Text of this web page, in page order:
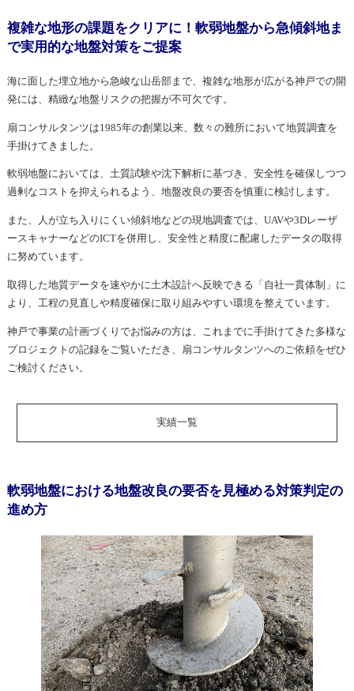
複雑な地形の課題をクリアに！軟弱地盤から急傾斜地ま
で実用的な地盤対策をご提案
海に面した埋立地から急峻な山岳部まで、複雑な地形が広がる神戸での開
発には、精緻な地盤リスクの把握が不可欠です。
扇コンサルタンツは1985年の創業以来、数々の難所において地質調査を
手掛けてきました。
軟弱地盤においては、土質試験や沈下解析に基づき、安全性を確保しつつ
過剰なコストを抑えられるよう、地盤改良の要否を慎重に検討します。
また、人が立ち入りにくい傾斜地などの現地調査では、UAVや3Dレーザ
ースキャナーなどのICTを併用し、安全性と精度に配慮したデータの取得
に努めています。
取得した地質データを速やかに土木設計へ反映できる「自社一貫体制」に
より、工程の見直しや精度確保に取り組みやすい環境を整えています。
神戸で事業の計画づくりでお悩みの方は、これまでに手掛けてきた多様な
プロジェクトの記録をご覧いただき、扇コンサルタンツへのご依頼をぜひ
ご検討ください。
実績一覧
軟弱地盤における地盤改良の要否を見極める対策判定の
進め方